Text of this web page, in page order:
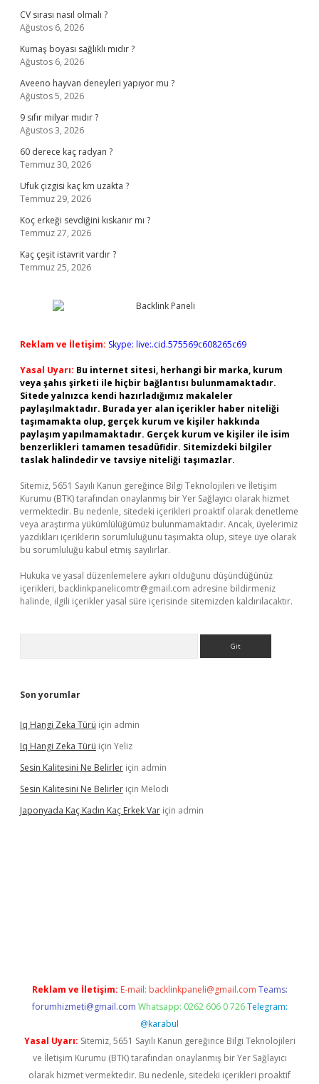
CV sırası nasıl olmalı ?
Ağustos 6, 2026
Kumaş boyası sağlıklı mıdır ?
Ağustos 6, 2026
Aveeno hayvan deneyleri yapıyor mu ?
Ağustos 5, 2026
9 sıfır milyar mıdır ?
Ağustos 3, 2026
60 derece kaç radyan ?
Temmuz 30, 2026
Ufuk çizgisi kaç km uzakta ?
Temmuz 29, 2026
Koç erkeği sevdiğini kıskanır mı ?
Temmuz 27, 2026
Kaç çeşit istavrit vardır ?
Temmuz 25, 2026
Reklam ve İletişim: Skype: live:.cid.575569c608265c69
Yasal Uyarı: Bu internet sitesi, herhangi bir marka, kurum
veya şahıs şirketi ile hiçbir bağlantısı bulunmamaktadır.
Sitede yalnızca kendi hazırladığımız makaleler
paylaşılmaktadır. Burada yer alan içerikler haber niteliği
taşımamakta olup, gerçek kurum ve kişiler hakkında
paylaşım yapılmamaktadır. Gerçek kurum ve kişiler ile isim
benzerlikleri tamamen tesadüfidir. Sitemizdeki bilgiler
taslak halindedir ve tavsiye niteliği taşımazlar.
Sitemiz, 5651 Sayılı Kanun gereğince Bilgi Teknolojileri ve İletişim
Kurumu (BTK) tarafından onaylanmış bir Yer Sağlayıcı olarak hizmet
vermektedir. Bu nedenle, sitedeki içerikleri proaktif olarak denetleme
veya araştırma yükümlülüğümüz bulunmamaktadır. Ancak, üyelerimiz
yazdıkları içeriklerin sorumluluğunu taşımakta olup, siteye üye olarak
bu sorumluluğu kabul etmiş sayılırlar.
Hukuka ve yasal düzenlemelere aykırı olduğunu düşündüğünüz
içerikleri, backlinkpanelicomtr@gmail.com adresine bildirmeniz
halinde, ilgili içerikler yasal süre içerisinde sitemizden kaldırılacaktır.
Son yorumlar
Iq Hangi Zeka Türü için admin
Iq Hangi Zeka Türü için Yeliz
Sesin Kalitesini Ne Belirler için admin
Sesin Kalitesini Ne Belirler için Melodi
Japonyada Kaç Kadın Kaç Erkek Var için admin
Reklam ve İletişim: E-mail: backlinkpaneli@gmail.com Teams:
forumhizmeti@gmail.com Whatsapp: 0262 606 0 726 Telegram:
@karabul
Yasal Uyarı: Sitemiz, 5651 Sayılı Kanun gereğince Bilgi Teknolojileri
ve İletişim Kurumu (BTK) tarafından onaylanmış bir Yer Sağlayıcı
olarak hizmet vermektedir. Bu nedenle, sitedeki içerikleri proaktif